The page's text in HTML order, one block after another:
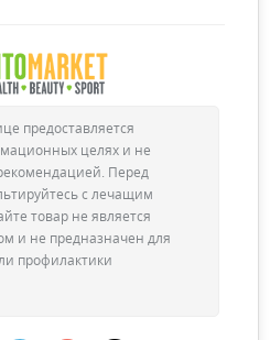
предоставляется
целях и не
Перед
с лечащим
товар не является
и не предназначен для
профилактики